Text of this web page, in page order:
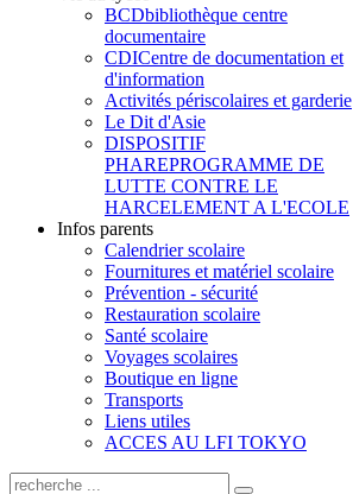
BCDbibliothèque centre
documentaire
CDICentre de documentation et
d'information
Activités périscolaires et garderie
Le Dit d'Asie
DISPOSITIF
PHAREPROGRAMME DE
LUTTE CONTRE LE
HARCELEMENT A L'ECOLE
Infos parents
Calendrier scolaire
Fournitures et matériel scolaire
Prévention - sécurité
Restauration scolaire
Santé scolaire
Voyages scolaires
Boutique en ligne
Transports
Liens utiles
ACCES AU LFI TOKYO